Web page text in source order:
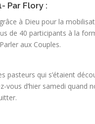
Par Flory :
à Dieu pour la
de 40 participants à la
aux Couples.
pasteurs qui s’étaient
vous d’hier samedi quand